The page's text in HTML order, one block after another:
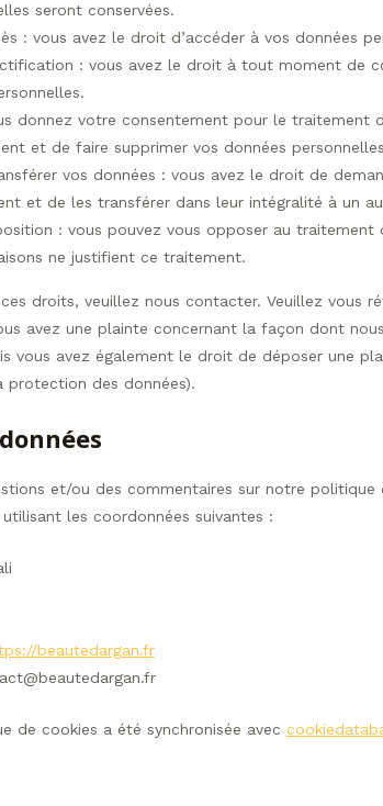
seront conservées.
: vous avez le droit d’accéder à vos données
: vous avez le droit à tout moment de
donnez votre consentement pour le traitement
et de faire supprimer vos données
vos données : vous avez le droit de
et de les transférer dans leur intégralité à un
: vous pouvez vous opposer au
ne justifient ce traitement.
droits, veuillez nous contacter. Veuillez vous
avez une plainte concernant la façon dont
vous avez également le droit de déposer une
protection des données).
et/ou des commentaires sur notre
les coordonnées suivantes :
beautedargan.fr
beautedargan.fr
de cookies a été synchronisée avec